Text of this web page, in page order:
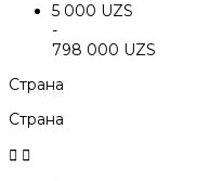
5 000 UZS
-
798 000 UZS
Страна
Страна
 